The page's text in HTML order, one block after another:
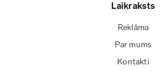
Laikraksts
Reklāma
Par mums
Kontakti